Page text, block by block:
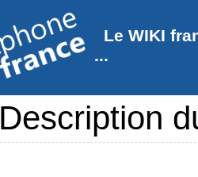
Le WIKI
...
Description